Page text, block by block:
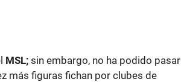
MSL; sin embargo, no ha podido pasar
más figuras fichan por clubes de